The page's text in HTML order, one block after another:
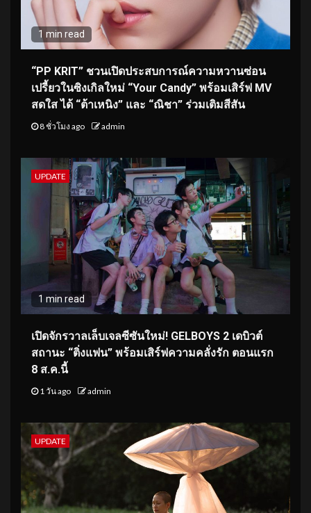
1 min read
“PP KRIT” ชวนเปิดประสบการณ์ความหวานซ่อน
เปรี้ยวในซิงเกิลใหม่ “Your Candy” พร้อมเสิร์ฟ MV
สดใส ได้ “ต้าเหนิง” และ “ณิชา” ร่วมเติมสีสัน
8 ชั่วโมง ago admin
UPDATE
1 min read
เปิดจักรวาลเล็บเจลซีซันใหม่! GELBOYS 2 เดบิวต์
สถานะ “ติ่งแฟน” พร้อมเสิร์ฟความคลั่งรัก ตอนแรก
8 ส.ค.นี้
1 วัน ago admin
UPDATE